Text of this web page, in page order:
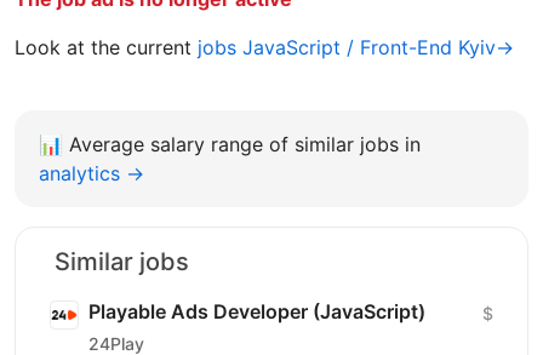
Look at the current jobs JavaScript / Front-End Kyiv→
📊 Average salary range of similar jobs in
analytics →
Similar jobs
Playable Ads Developer (JavaScript)
24Play
$